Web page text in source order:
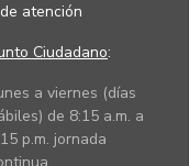
atención
Ciudadano:
a viernes (días
de 8:15 a.m. a
p.m. jornada